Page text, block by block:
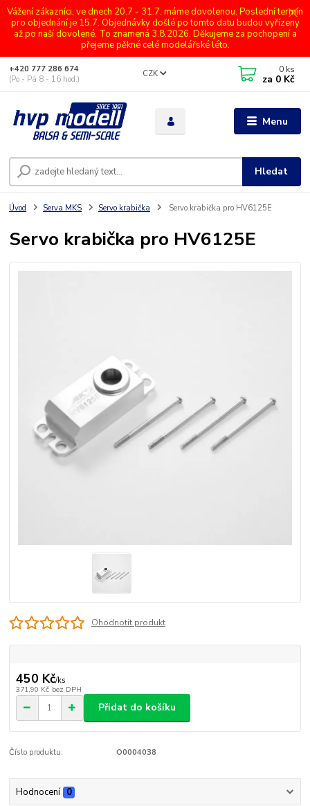
Vážení zákazníci, ve dnech 20.7 - 31.7. máme dovolenou. Poslední termín
pro objednání je 15.7. Objednávky došlé po tomto datu budou vyřízeny
až po naší dovolené. To znamená 3.8.2026. Děkujeme za pochopení a
přejeme pěkné celé modelářské léto.
Menu
CZK
Hledat
+420 777 286 674
(Po - Pá 8 - 16 hod.)
0 ks
za 0 Kč
Úvod Serva MKS Servo krabička Servo krabička pro HV6125E
Servo krabička pro HV6125E
Ohodnotit produkt
450 Kč/ks
371,90 Kč bez DPH
Přidat do košíku
Číslo produktu: O0004038
Hodnocení 0